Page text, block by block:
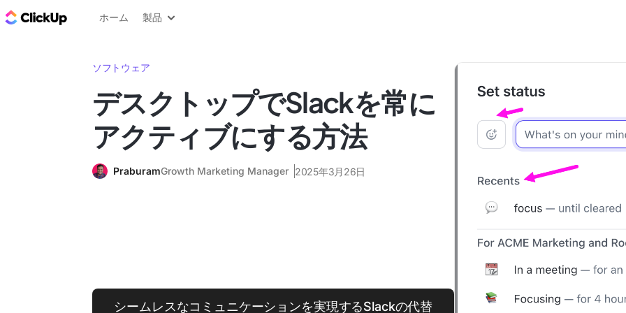
ClickUp ブログ
ホーム 製品
ソフトウェア
デスクトップでSlackを常に
アクティブにする方法
PraburamGrowth Marketing Manager 2025年3月26日
シームレスなコミュニケーションを実現するSlackの代替